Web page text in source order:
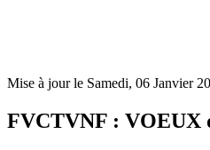
Mise à jour le Samedi, 06 Janvier
FVCTVNF : VOEUX